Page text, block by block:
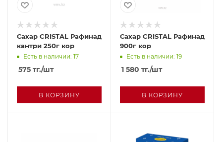
Сахар CRISTAL Рафинад
кантри 250г кор
Есть в наличии: 17
575 тг./шт
В КОРЗИНУ
Сахар CRISTAL Рафинад
900г кор
Есть в наличии: 19
1 580 тг./шт
В КОРЗИНУ